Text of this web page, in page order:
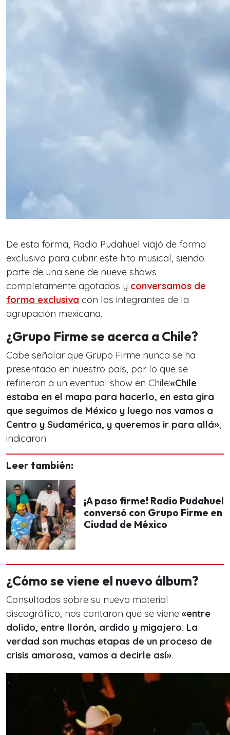
De esta forma, Radio Pudahuel viajó de forma
exclusiva para cubrir este hito musical, siendo
parte de una serie de nueve shows
completamente agotados y conversamos de
forma exclusiva con los integrantes de la
agrupación mexicana.
¿Grupo Firme se acerca a Chile?
Cabe señalar que Grupo Firme nunca se ha
presentado en nuestro país, por lo que se
refirieron a un eventual show en Chile:«Chile
estaba en el mapa para hacerlo, en esta gira
que seguimos de México y luego nos vamos a
Centro y Sudamérica, y queremos ir para allá»,
indicaron.
Leer también:
¡A paso firme! Radio Pudahuel
conversó con Grupo Firme en
Ciudad de México
¿Cómo se viene el nuevo álbum?
Consultados sobre su nuevo material
discográfico, nos contaron que se viene «entre
dolido, entre llorón, ardido y migajero. La
verdad son muchas etapas de un proceso de
crisis amorosa, vamos a decirle así».